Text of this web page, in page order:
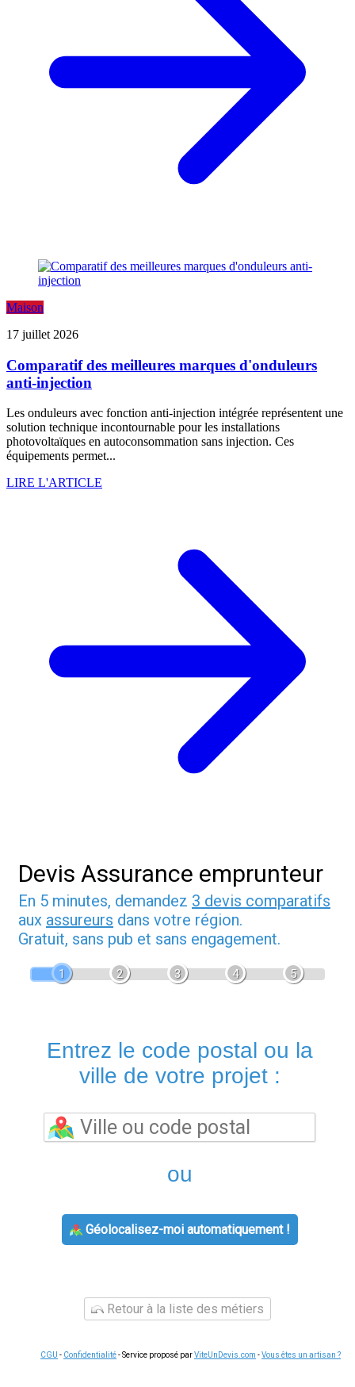
Maison
17 juillet 2026
Comparatif des meilleures marques d'onduleurs
anti-injection
Les onduleurs avec fonction anti-injection intégrée représentent une
solution technique incontournable pour les installations
photovoltaïques en autoconsommation sans injection. Ces
équipements permet...
LIRE L'ARTICLE
Devis Assurance emprunteur
En 5 minutes, demandez 3 devis comparatifs
aux assureurs dans votre région.
Gratuit, sans pub et sans engagement.
1 2 3 4 5
Entrez le code postal ou la
ville de votre projet :
ou
Géolocalisez-moi automatiquement !
Retour à la liste des métiers
CGU - Confidentialité- Service proposé parViteUnDevis.com -Vous êtes un artisan ?